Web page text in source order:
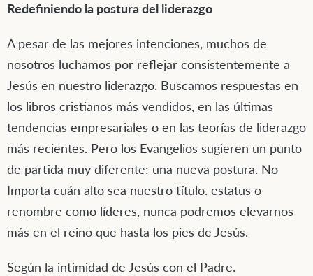
Redefiniendo la postura del liderazgo
A pesar de las mejores intenciones, muchos de
nosotros luchamos por reflejar consistentemente a
Jesús en nuestro liderazgo. Buscamos respuestas en
los libros cristianos más vendidos, en las últimas
tendencias empresariales o en las teorías de liderazgo
más recientes. Pero los Evangelios sugieren un punto
de partida muy diferente: una nueva postura. No
Importa cuán alto sea nuestro título. estatus o
renombre como líderes, nunca podremos elevarnos
más en el reino que hasta los pies de Jesús.
Según la intimidad de Jesús con el Padre.